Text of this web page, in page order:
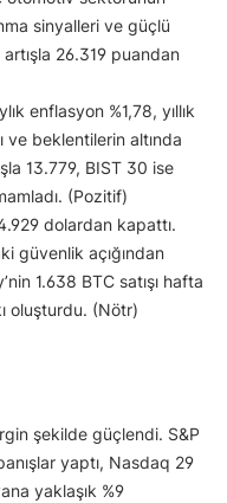
sinyalleri ve güçlü
26.319 puandan
enflasyon %1,78, yıllık
ve beklentilerin altında
13.779, BIST 30 ise
(Pozitif)
dolardan kapattı.
güvenlik açığından
1.638 BTC satışı hafta
oluşturdu. (Nötr)
şekilde güçlendi. S&P
yaptı, Nasdaq 29
yaklaşık %9